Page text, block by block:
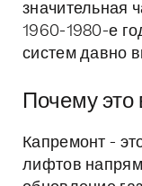
значительная
1960-1980-е
систем давно
Почему
Капремонт -
лифтов